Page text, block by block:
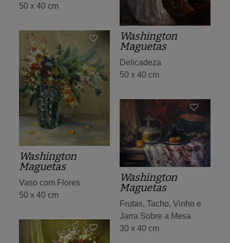
50 x 40 cm
Washington
Maguetas
Delicadeza
50 x 40 cm
Washington
Maguetas
Vaso com Flores
50 x 40 cm
Washington
Maguetas
Frutas, Tacho, Vinho e
Jarra Sobre a Mesa
30 x 40 cm